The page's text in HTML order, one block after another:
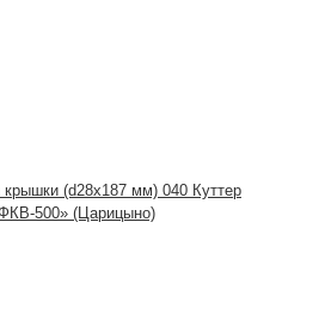
(d28x187 мм) 040 Куттер
500» (Царицыно)